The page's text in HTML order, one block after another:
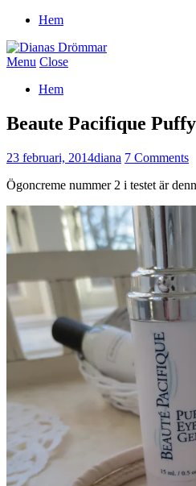
Hem
Menu Close
Hem
Beaute Pacifique Puffy
23 februari, 2014diana 7 Comments
Ögoncreme nummer 2 i testet är